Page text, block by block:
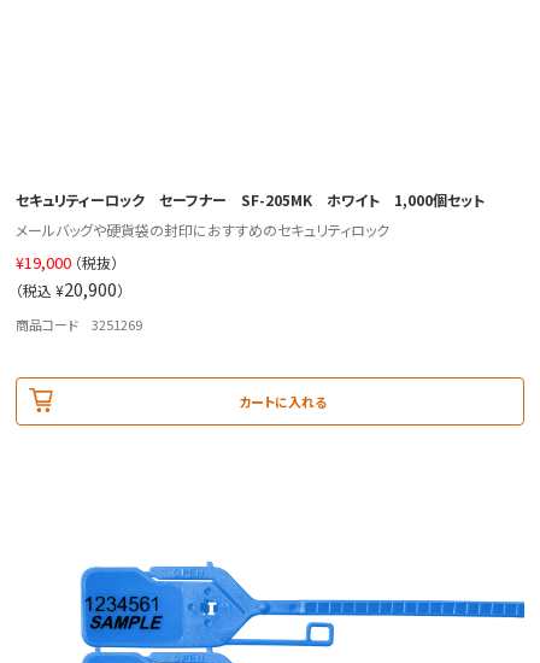
セキュリティーロック セーフナー SF-205MK ホワイト 1,000個セット
メールバッグや硬貨袋の封印におすすめのセキュリティロック
¥19,000 （税抜）
（税込 ¥20,900）
商品コード 3251269
カートに入れる